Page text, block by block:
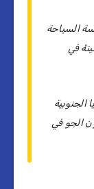
السياحة
في
الجو في